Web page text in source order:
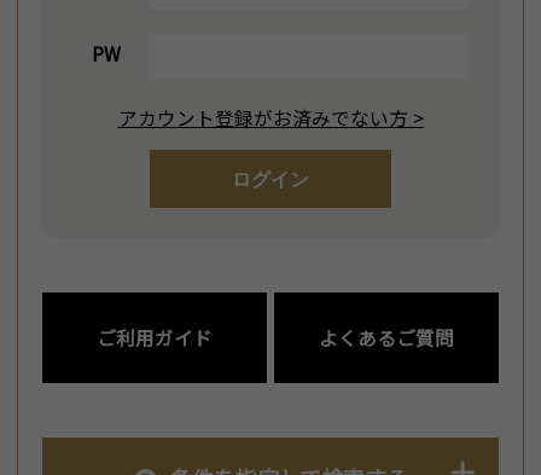
PW
アカウント登録がお済みでない方 >
ログイン
ご利用ガイド よくあるご質問